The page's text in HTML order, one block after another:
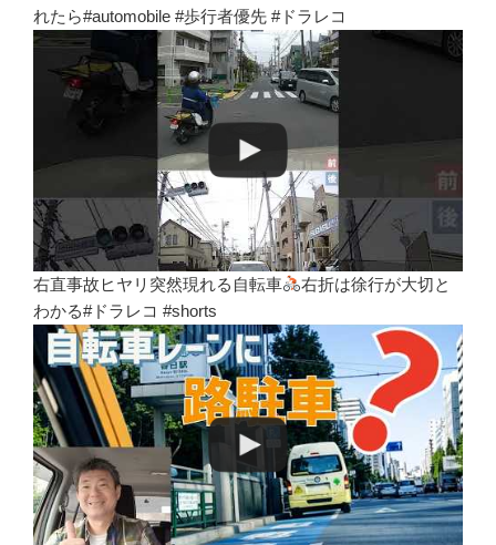
れたら#automobile #歩行者優先 #ドラレコ
右直事故ヒヤリ突然現れる自転車
右折は徐行が大切と
わかる#ドラレコ #shorts